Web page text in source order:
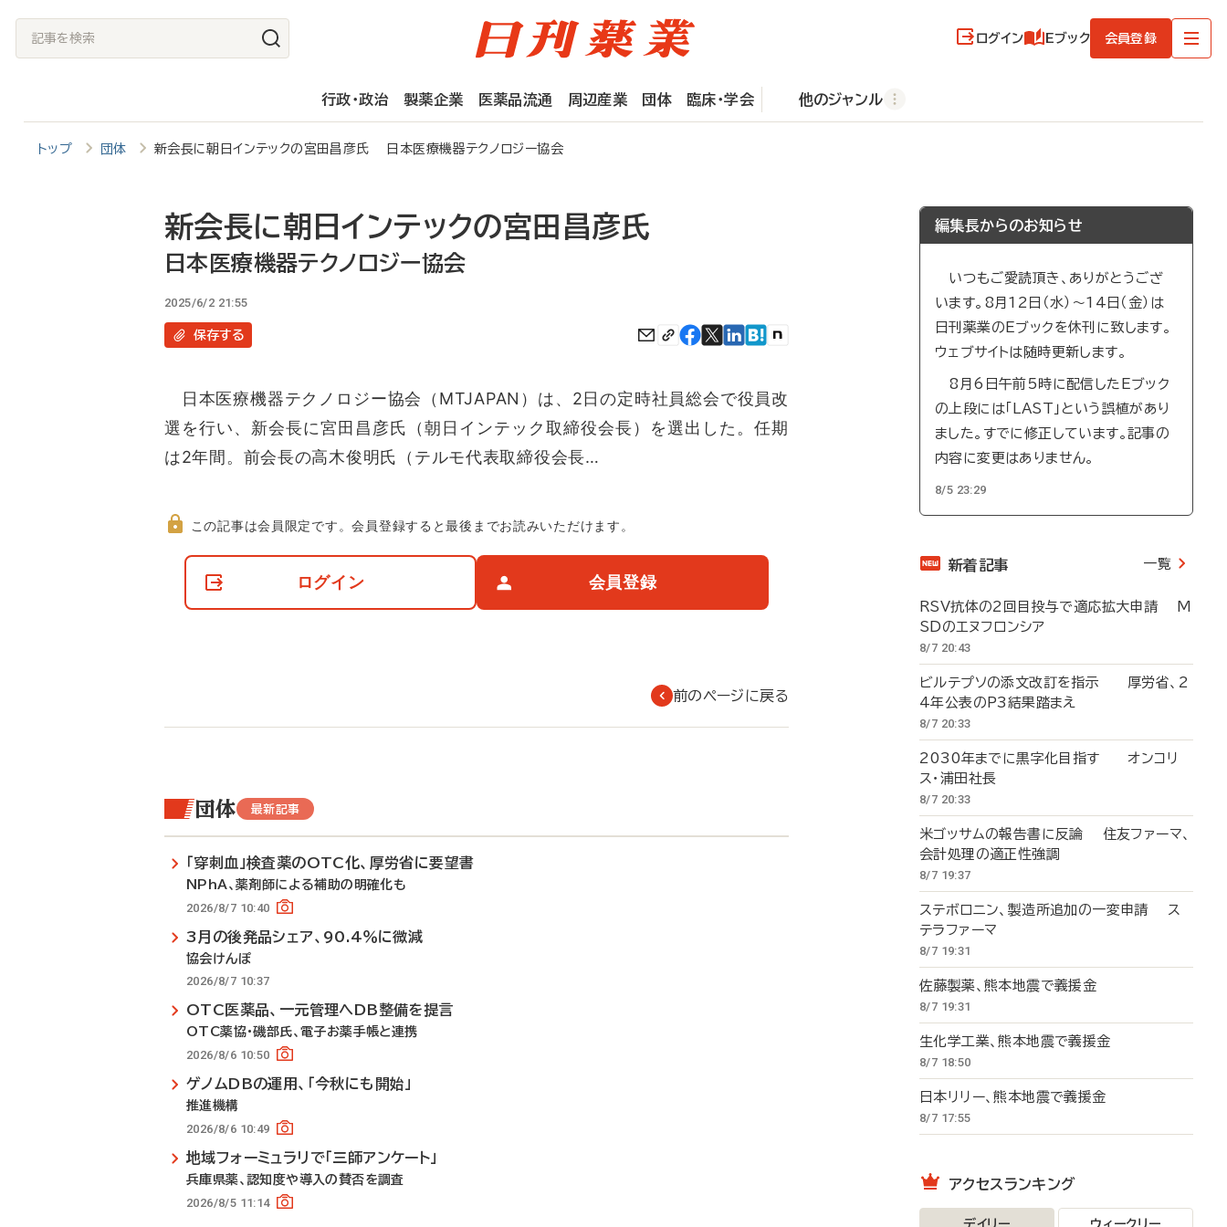
記
事
検
ログイン Eブック 会員登録
行政・政治 製薬企業 医薬品流通 周辺産業 団体 臨床・学会 他のジャンル
トップ 団体 新会長に朝日インテックの宮田昌彦氏 日本医療機器テクノロジー協会
新会長に朝日インテックの宮田昌彦氏
日本医療機器テクノロジー協会
2025/6/2 21:55
保存する
日本医療機器テクノロジー協会（MTJAPAN）は、2日の定時社員総会で役員改
選を行い、新会長に宮田昌彦氏（朝日インテック取締役会長）を選出した。任期
は2年間。前会長の高木俊明氏（テルモ代表取締役会長…
て
この記事は会員限定です。会員登録すると最後までお読みいただけます。
ログイン 会員登録
前のページに戻る
団体 最新記事
「穿刺血」検査薬のOTC化、厚労省に要望書
NPhA、薬剤師による補助の明確化も
2026/8/7 10:40
3月の後発品シェア、90.4％に微減
協会けんぽ
2026/8/7 10:37
OTC医薬品、一元管理へDB整備を提言
OTC薬協・磯部氏、電子お薬手帳と連携
2026/8/6 10:50
ゲノムDBの運用、「今秋にも開始」
推進機構
2026/8/6 10:49
地域フォーミュラリで「三師アンケート」
兵庫県薬、認知度や導入の賛否を調査
2026/8/5 11:14
編集長からのお知らせ
いつもご愛読頂き、ありがとうござ
います。8月12日（水）～14日（金）は
日刊薬業のEブックを休刊に致します。
ウェブサイトは随時更新します。
8月6日午前5時に配信したEブック
の上段には「LAST」という誤植があり
ました。すでに修正しています。記事の
内容に変更はありません。
8/5 23:29
新着記事 一覧
RSV抗体の2回目投与で適応拡大申請 M
SDのエヌフロンシア
8/7 20:43
ビルテプソの添文改訂を指示 厚労省、2
4年公表のP3結果踏まえ
8/7 20:33
2030年までに黒字化目指す オンコリ
ス・浦田社長
8/7 20:33
米ゴッサムの報告書に反論 住友ファーマ、
会計処理の適正性強調
8/7 19:37
ステボロニン、製造所追加の一変申請 ス
テラファーマ
8/7 19:31
佐藤製薬、熊本地震で義援金
8/7 19:31
生化学工業、熊本地震で義援金
8/7 18:50
日本リリー、熊本地震で義援金
8/7 17:55
アクセスランキング
デイリー ウィークリー